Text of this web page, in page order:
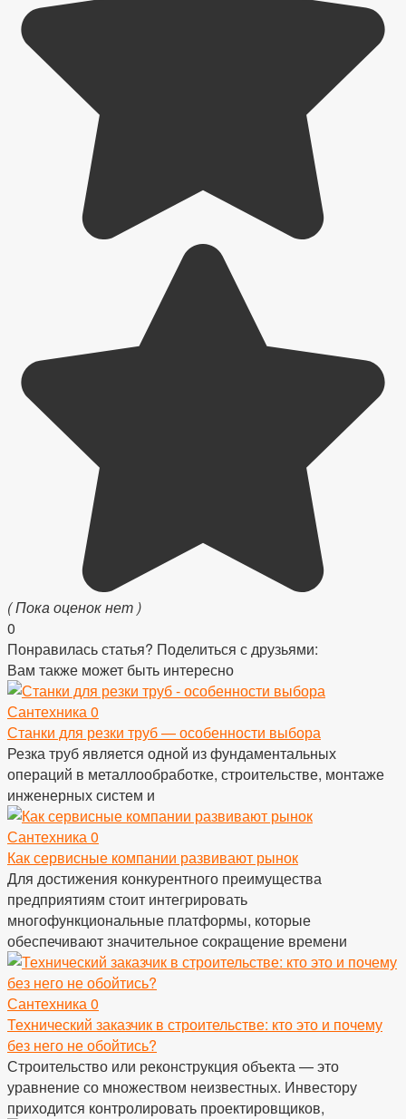
( Пока оценок нет )
0
Понравилась статья? Поделиться с друзьями:
Вам также может быть интересно
Сантехника0
Станки для резки труб — особенности выбора
Резка труб является одной из фундаментальных
операций в металлообработке, строительстве, монтаже
инженерных систем и
Сантехника0
Как сервисные компании развивают рынок
Для достижения конкурентного преимущества
предприятиям стоит интегрировать
многофункциональные платформы, которые
обеспечивают значительное сокращение времени
Сантехника0
Технический заказчик в строительстве: кто это и почему
без него не обойтись?
Строительство или реконструкция объекта — это
уравнение со множеством неизвестных. Инвестору
приходится контролировать проектировщиков,